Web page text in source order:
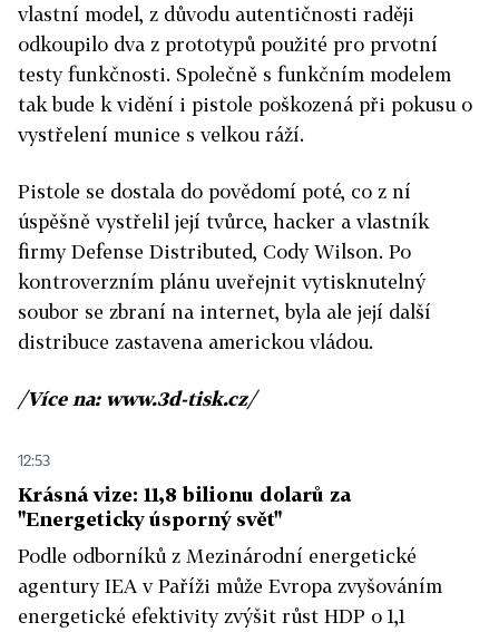
vlastní model, z důvodu autentičnosti raději
odkoupilo dva z prototypů použité pro prvotní
testy funkčnosti. Společně s funkčním modelem
tak bude k vidění i pistole poškozená při pokusu o
vystřelení munice s velkou ráží.
Pistole se dostala do povědomí poté, co z ní
úspěšně vystřelil její tvůrce, hacker a vlastník
firmy Defense Distributed, Cody Wilson. Po
kontroverzním plánu uveřejnit vytisknutelný
soubor se zbraní na internet, byla ale její další
distribuce zastavena americkou vládou.
/Více na: www.3d-tisk.cz/
12:53
Krásná vize: 11,8 bilionu dolarů za
"Energeticky úsporný svět"
Podle odborníků z Mezinárodní energetické
agentury IEA v Paříži může Evropa zvyšováním
energetické efektivity zvýšit růst HDP o 1,1